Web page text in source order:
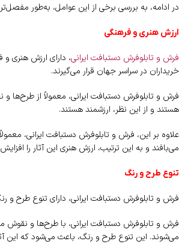
در ادامه، به بررسی برخی از این عوامل، به‌طور
ارزش هنری و فرهنگی
فرش و تابلوفرش دستبافت ایرانی، دارای ارزش هنری و
خریداران در سراسر جهان قرار می‌گیرند.
فرش و تابلوفرش دستبافت ایرانی، معمولاً از
هستند و از این نظر، ارزشمند هستند.
علاوه بر این، فرش و تابلوفرش دستبافت ایرانی،
می‌بافند و به این ترتیب، ارزش هنری این آثار را
تنوع طرح و رنگ
فرش و تابلوفرش دستبافت ایرانی، دارای تنوع طرح و
فرش و تابلوفرش دستبافت ایرانی، با طرح‌ها و
می‌شوند. این تنوع طرح و رنگ، باعث می‌شود که این